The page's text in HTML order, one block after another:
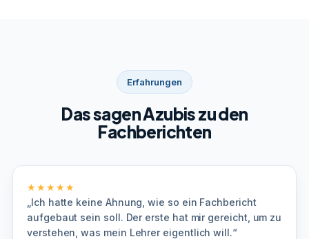
Erfahrungen
Das sagen Azubis zu den
Fachberichten
★★★★★
„Ich hatte keine Ahnung, wie so ein Fachbericht
aufgebaut sein soll. Der erste hat mir gereicht, um zu
verstehen, was mein Lehrer eigentlich will.“